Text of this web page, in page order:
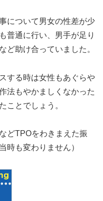
について男女の性差が少
普通に行い、男手が足り
ど助け合っていました。
する時は女性もあぐらや
法もやかましくなかった
ことでしょう。
どTPOをわきまえた振
時も変わりません）